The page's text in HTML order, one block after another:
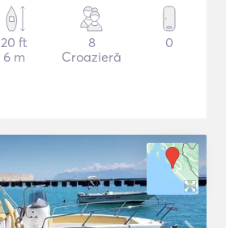
20 ft
6 m
8
Croazieră
0